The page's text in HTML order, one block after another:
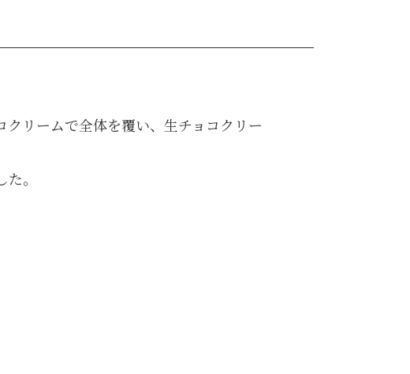
リームで全体を覆い、生チョコクリー
。